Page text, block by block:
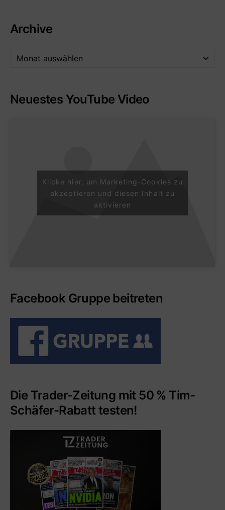
Archive
Neuestes YouTube Video
Klicke hier, um Marketing-Cookies zu
akzeptieren und diesen Inhalt zu
aktivieren
Facebook Gruppe beitreten
Die Trader-Zeitung mit 50 % Tim-
Schäfer-Rabatt testen!